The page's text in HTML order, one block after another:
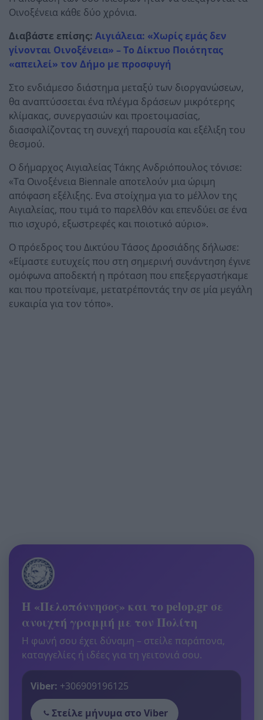
Οινοξένεια κάθε δύο χρόνια.
Διαβάστε επίσης: Αιγιάλεια: «Χωρίς εμάς δεν
γίνονται Οινοξένεια» – Το Δίκτυο Ποιότητας
«απειλεί» τον Δήμο με προσφυγή
Στο ενδιάμεσο διάστημα μεταξύ των διοργανώσεων,
θα αναπτύσσεται ένα πλέγμα δράσεων μικρότερης
κλίμακας, συνεργασιών και προετοιμασίας,
διασφαλίζοντας τη συνεχή παρουσία και εξέλιξη του
θεσμού.
Ο δήμαρχος Αιγιαλείας Τάκης Ανδριόπουλος τόνισε:
«Τα Οινοξένεια Biennale αποτελούν μια ώριμη
απόφαση εξέλιξης. Ενα στοίχημα για το μέλλον της
Αιγιαλείας, που τιμά το παρελθόν και επενδύει σε ένα
πιο ισχυρό, εξωστρεφές και ποιοτικό αύριο».
Ο πρόεδρος του Δικτύου Τάσος Δροσιάδης δήλωσε:
«Είμαστε ευτυχείς που στη σημερινή συνάντηση έγινε
ομόφωνα αποδεκτή η πρόταση που επεξεργαστήκαμε
και που προτείναμε, μετατρέποντάς την σε μία μεγάλη
ευκαιρία για τον τόπο».
Η «Πελοπόννησος» και το pelop.gr σε
ανοιχτή γραμμή με τον Πολίτη
Η φωνή σου έχει δύναμη – στείλε παράπονα,
καταγγελίες ή ιδέες για τη γειτονιά σου.
Viber: +306909196125
Στείλε μήνυμα στο Viber